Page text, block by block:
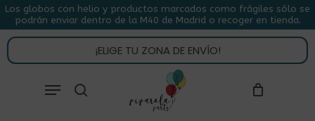
Skip
to
main
content
Los globos con helio y productos marcados como frágiles sólo se
podrán enviar dentro de la M40 de Madrid o recoger en tienda.
¡ELIGE TU ZONA DE ENVÍO!
Menu
CARRITO CLOSE
CART
Menu